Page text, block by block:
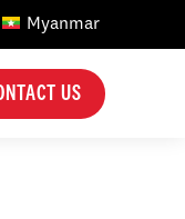
Myanmar
US